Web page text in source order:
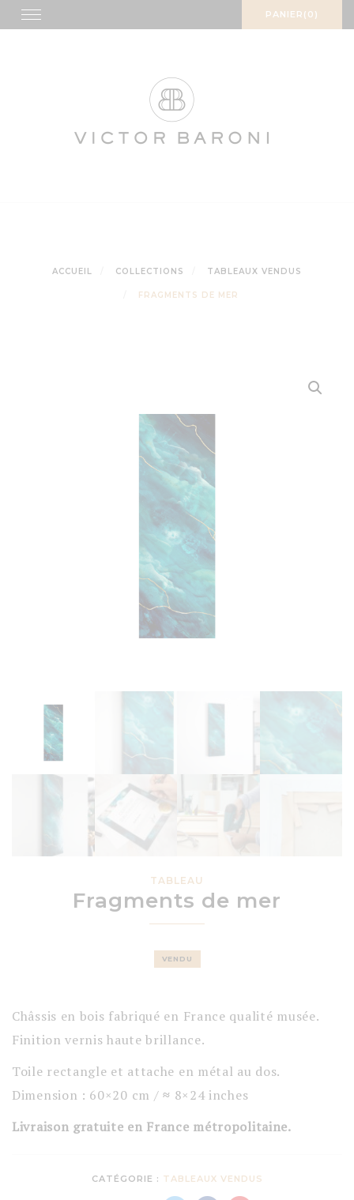
Skip
to
PANIER(0)
Toggle
navigation
ACCUEIL COLLECTIONS TABLEAUX VENDUS
FRAGMENTS DE MER
TABLEAU
Fragments de mer
VENDU
Châssis en bois fabriqué en France qualité musée.
Finition vernis haute brillance.
Toile rectangle et attache en métal au dos.
Dimension : 60×20 cm /≈ 8×24 inches
Livraison gratuite en France métropolitaine.
CATÉGORIE : TABLEAUX VENDUS